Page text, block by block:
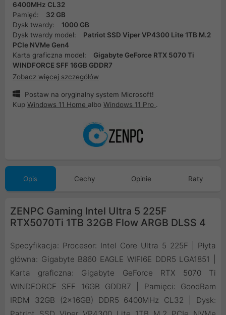
6400MHz CL32
Pamięć:
32 GB
Dysk twardy:
1000 GB
Dysk twardy model:
Patriot SSD Viper VP4300 Lite 1TB M.2
PCIe NVMe Gen4
Karta graficzna model:
Gigabyte GeForce RTX 5070 Ti
WINDFORCE SFF 16GB GDDR7
Zobacz więcej szczegółów
Postaw na oryginalny system Microsoft!
Kup Windows 11 Home albo Windows 11 Pro .
Opis Cechy Opinie Raty
ZENPC Gaming Intel Ultra 5 225F
RTX5070Ti 1TB 32GB Flow ARGB DLSS 4
Specyfikacja: Procesor: Intel Core Ultra 5 225F | Płyta
główna: Gigabyte B860 EAGLE WIFI6E DDR5 LGA1851 |
Karta graficzna: Gigabyte GeForce RTX 5070 Ti
WINDFORCE SFF 16GB GDDR7 | Pamięci: GoodRam
IRDM 32GB (2x16GB) DDR5 6400MHz CL32 | Dysk: